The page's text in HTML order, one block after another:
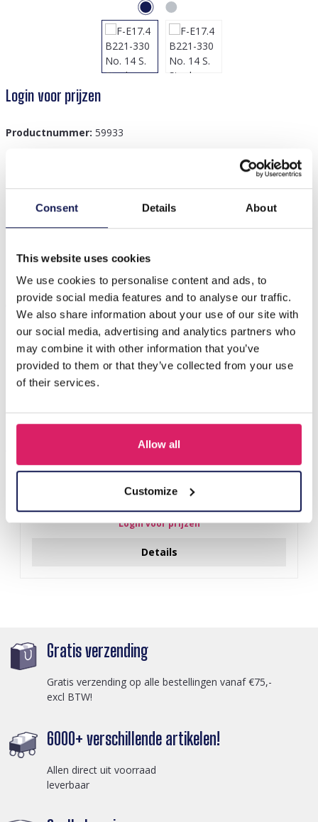
Consent Details About
This website uses cookies
We use cookies to personalise content and ads, to
provide social media features and to analyse our traffic.
We also share information about your use of our site with
our social media, advertising and analytics partners who
may combine it with other information that you’ve
provided to them or that they’ve collected from your use
of their services.
Allow all
Customize
Login voor prijzen
Productnummer: 59933
Beschrijving
Anderen kochten ook
A-F23.2 B2574-015G Stainless Steel Bangle 8mm
Login voor prijzen
Details
Gratis verzending
Gratis verzending op alle bestellingen vanaf €75,-
excl BTW!
6000+ verschillende artikelen!
Allen direct uit voorraad
leverbaar